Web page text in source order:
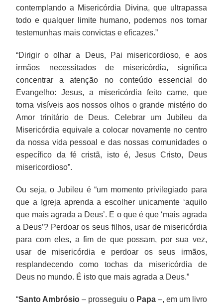
contemplando a Misericórdia Divina, que ultrapassa
todo e qualquer limite humano, podemos nos tornar
testemunhas mais convictas e eficazes.”
“Dirigir o olhar a Deus, Pai misericordioso, e aos
irmãos necessitados de misericórdia, significa
concentrar a atenção no conteúdo essencial do
Evangelho: Jesus, a misericórdia feito carne, que
torna visíveis aos nossos olhos o grande mistério do
Amor trinitário de Deus. Celebrar um Jubileu da
Misericórdia equivale a colocar novamente no centro
da nossa vida pessoal e das nossas comunidades o
específico da fé cristã, isto é, Jesus Cristo, Deus
misericordioso”.
Ou seja, o Jubileu é “um momento privilegiado para
que a Igreja aprenda a escolher unicamente ‘aquilo
que mais agrada a Deus’. E o que é que ‘mais agrada
a Deus’? Perdoar os seus filhos, usar de misericórdia
para com eles, a fim de que possam, por sua vez,
usar de misericórdia e perdoar os seus irmãos,
resplandecendo como tochas da misericórdia de
Deus no mundo. É isto que mais agrada a Deus.”
“Santo Ambrósio – prosseguiu o Papa–, em um livro